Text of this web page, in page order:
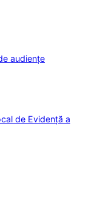
audiențe
de Evidență a